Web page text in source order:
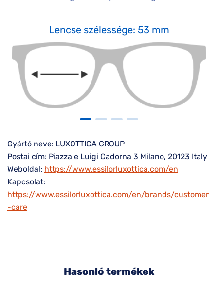
Lencse szélessége: 53 mm
Gyártó neve: LUXOTTICA GROUP
Postai cím: Piazzale Luigi Cadorna 3 Milano, 20123 Italy
Weboldal: https://www.essilorluxottica.com/en
Kapcsolat:
https://www.essilorluxottica.com/en/brands/customer
-care
Hasonló termékek